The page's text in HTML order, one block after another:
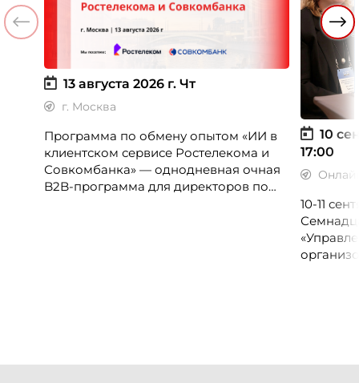
13 августа 2026 г. Чт
г. Москва
Программа по обмену опытом «ИИ в
клиентском сервисе Ростелекома и
Совкомбанка» — однодневная очная
B2B-программа для директоров по
10
17:00
10-11